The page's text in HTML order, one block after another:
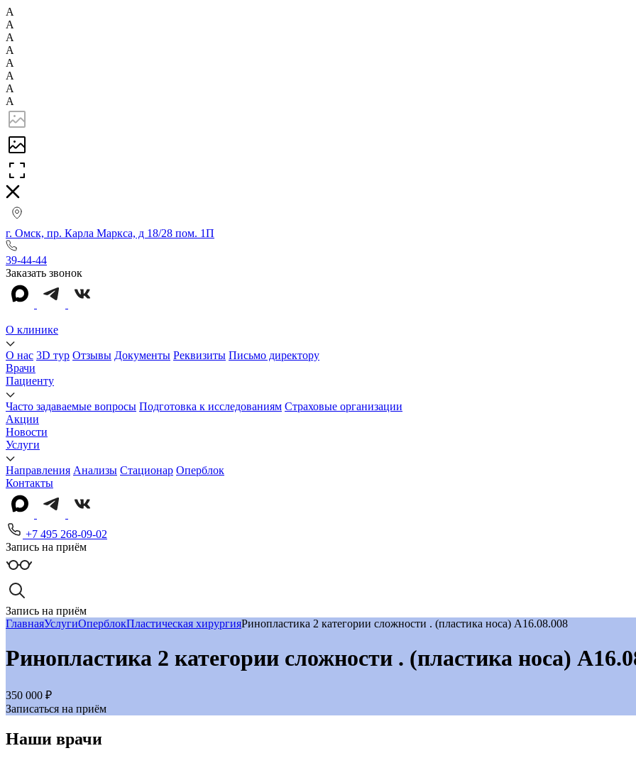
А
А
А
А
А
А
А
А
г. Омск, пр. Карла Маркса, д 18/28 пом. 1П
39-44-44
Заказать звонок
О клинике
О нас 3D тур Отзывы Документы Реквизиты Письмо директору
Врачи
Пациенту
Часто задаваемые вопросы Подготовка к исследованиям Страховые организации
Акции
Новости
Услуги
Направления Анализы Стационар Оперблок
Контакты
+7 495 268-09-02
Запись на приём
Запись на приём
ГлавнаяУслугиОперблокПластическая хирургияРинопластика 2 категории сложности . (пластика носа) А16.08.008
Ринопластика 2 категории сложности . (пластика носа)
350 000 ₽
Записаться на приём
Наши врачи